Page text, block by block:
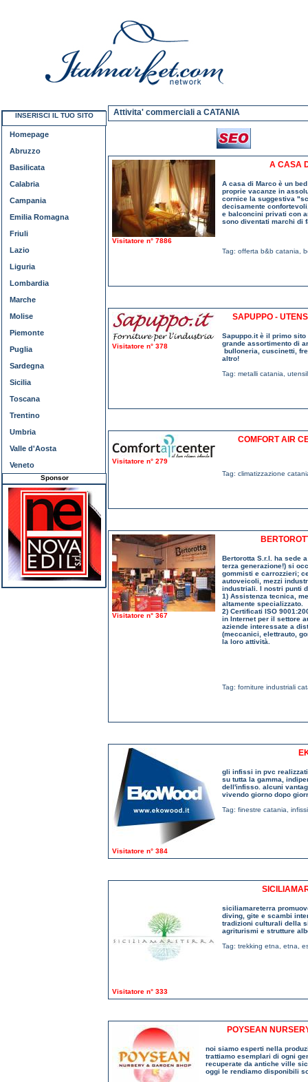
Attivita' commerciali a CATANIA
Visitatore n° 7886
A CASA
A casa di Marco è un
proprie vacanze in
cornice la suggestiva
decisamente
e balconcini privati con
sono diventati marchi di
Tag: offerta b&b catania
Visitatore n° 378
SAPUPPO -
Sapuppo.it è il primo
grande assortimento di
bulloneria, cuscinetti,
altro!
Tag: metalli catania
Visitatore n° 279
COMFORT AIR
Tag: climatizzazione
Visitatore n° 367
Bertorotta S.r.l. ha sede
terza generazione!) si
gommisti e carrozzieri;
autoveicoli, mezzi
industriali. I nostri punti
1) Assistenza tecnica,
altamente specializzato.
2) Certificati ISO
in Internet per il settore
aziende interessate a
(meccanici, elettrauto,
la loro attività.
Tag: forniture industriali
Visitatore n° 384
gli infissi in pvc
su tutta la gamma,
dell'infisso. alcuni
vivendo giorno dopo
Tag: finestre catania
Visitatore n° 333
siciliamareterra
diving, gite e scambi
tradizioni culturali della
agriturismi e strutture
Tag: trekking etna etna
POYSEAN
noi siamo esperti nella
trattiamo esemplari di ogni
recuperate da antiche ville
oggi le rendiamo disponibili
INSERISCI IL TUO SITO
Homepage
Abruzzo
Basilicata
Calabria
Campania
Emilia Romagna
Friuli
Lazio
Liguria
Lombardia
Marche
Molise
Piemonte
Puglia
Sardegna
Sicilia
Toscana
Trentino
Umbria
Valle d'Aosta
Veneto
Sponsor